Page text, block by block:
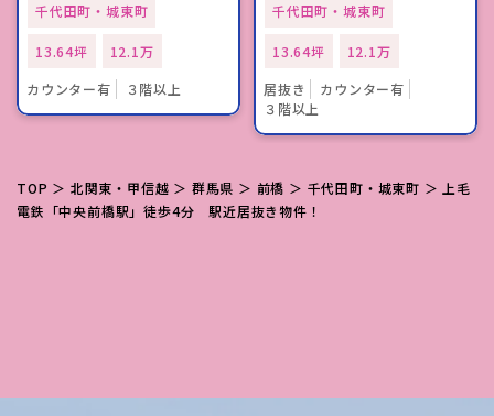
千代田町・城東町
13.64坪
12.1万
カウンター有
３階以上
千代田町・城東町
13.64坪
12.1万
居抜き
カウンター有
３階以上
TOP ＞ 北関東・甲信越 ＞ 群馬県 ＞ 前橋 ＞ 千代田町・城東町 ＞ 上毛
電鉄「中央前橋駅」徒歩4分 駅近居抜き物件！